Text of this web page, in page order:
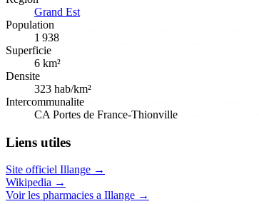
Grand Est
Population
1 938
Superficie
6 km²
Densite
323 hab/km²
Intercommunalite
CA Portes de France-Thionville
Liens utiles
Site officiel Illange →
Wikipedia →
Voir les pharmacies a Illange →